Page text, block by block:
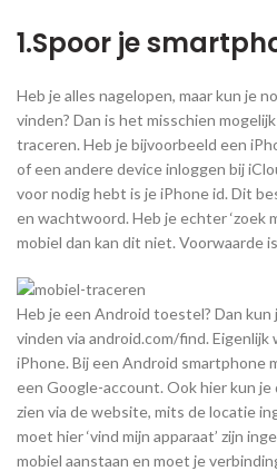
1.Spoor je
Heb je alles nagelopen, maar kun je
vinden? Dan is het misschien
traceren. Heb je bijvoorbeeld een
of een andere device inloggen bij
voor nodig hebt is je iPhone id. Dit
en wachtwoord. Heb je echter ‘zoek
mobiel dan kan dit niet. Voorwaarde
Heb je een Android toestel? Dan
vinden via android.com/find.
iPhone. Bij een Android smartphone
een Google-account. Ook hier kun
zien via de website, mits de locatie
moet hier ‘vind mijn apparaat’ zijn
mobiel aanstaan en moet je